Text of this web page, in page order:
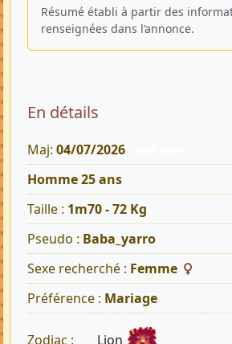
Résumé établi à partir des
renseignées dans l’annonce.
En détails
Maj: 04/07/2026
Homme 25 ans
Taille : 1m70 - 72 Kg
Pseudo : Baba_yarro
Sexe recherché : Femme
Préférence : Mariage
Zodiac : Lion